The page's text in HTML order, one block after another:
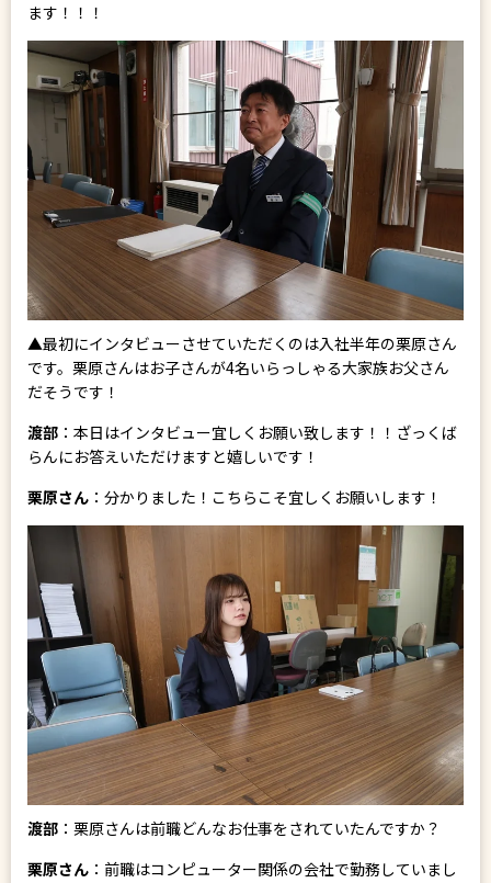
ます！！！
▲最初にインタビューさせていただくのは入社半年の栗原さん
です。栗原さんはお子さんが4名いらっしゃる大家族お父さん
だそうです！
渡部 ：本日はインタビュー宜しくお願い致します！！ざっくば
らんにお答えいただけますと嬉しいです！
栗原さん ：分かりました！こちらこそ宜しくお願いします！
渡部 ：栗原さんは前職どんなお仕事をされていたんですか？
栗原さん ：前職はコンピューター関係の会社で勤務していまし